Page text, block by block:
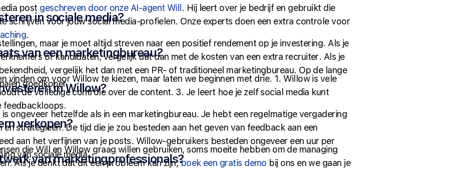
post geschreven door onze AI-agent Will. Hij leert over je bedrijf en gebruikt die
schrijven voor jouw social media-profielen. Onze experts doen een extra controle voor
.
in sociale media?
maar je moet altijd streven naar een positief rendement op je investering. Als je
of kandidaten, vergelijk dat dan met de kosten van een extra recruiter. Als je
vergelijk het dan met een PR- of traditioneel marketingbureau. Op de lange
goedkoper.
van een marketingbureau?
vinden om voor Willow te kiezen, maar laten we beginnen met drie. 1. Willow is vele
de volledige controle over de content. 3. Je leert hoe je zelf social media kunt
feedbackloops.
in Willow?
ongeveer hetzelfde als in een marketingbureau. Je hebt een regelmatige vergadering
strategieën. De tijd die je zou besteden aan het geven van feedback aan een
aan het verfijnen van je posts. Willow-gebruikers besteden ongeveer een uur per
van sociale media.
verkopen?
die Will en Willow graag willen gebruiken, soms moeite hebben om de managing
Als je denkt dat dit een probleem kan zijn,boek een gratis demo bij ons en we gaan je
van marketingprofessionals?